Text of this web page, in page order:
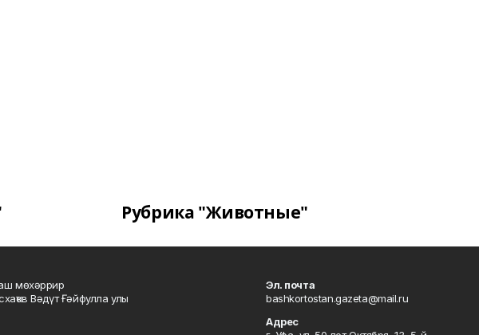
Рубрика "Животные"
мөхәррир
Вәдүт Ғәйфулла улы
Эл. почта
bashkortostan.gazeta@mail.ru
Адрес